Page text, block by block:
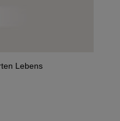
Lebens